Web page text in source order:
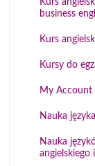
Kurs
business
Kurs
Kursy do
My Account
Nauka
Nauka
angielskiego